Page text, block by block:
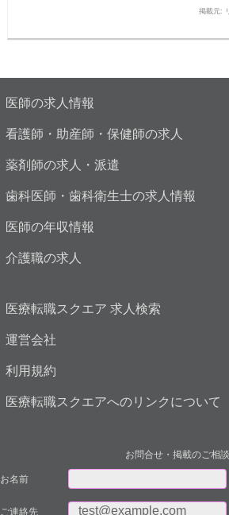
掲載元:
医師の求人情報
看護師・助産師・保健師の求人
薬剤師の求人・派遣
歯科医師・歯科衛生士の求人情報
医師の年収情報
介護職の求人
医療転職スクエア 求人検索
運営会社
利用規約
医療転職スクエアへのリンクについて
お問合せ・掲載のご相談
お名前
ご連絡先